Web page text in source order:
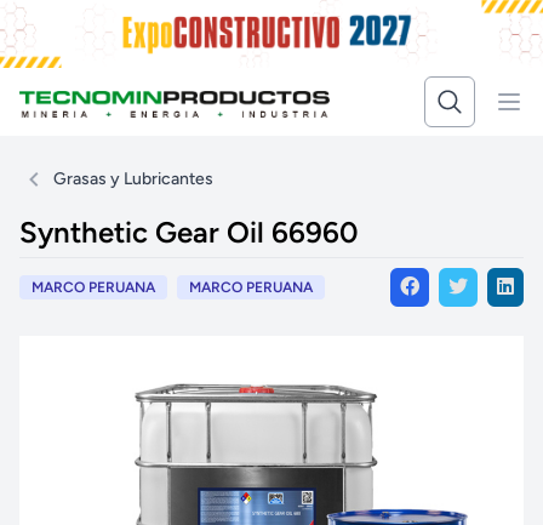
Grasas y Lubricantes
Synthetic Gear Oil 66960
MARCO PERUANA MARCO PERUANA